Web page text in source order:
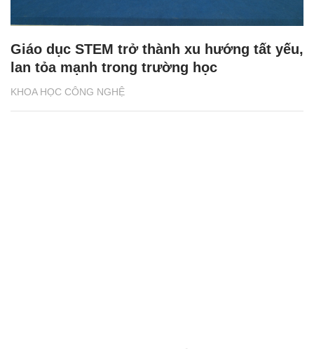
KHOA HỌC CÔNG NGHỆ
Giáo dục STEM trở thành xu hướng tất yếu,
lan tỏa mạnh trong trường học